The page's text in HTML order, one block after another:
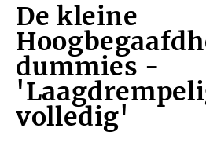
De kleine
dummies -
volledig'